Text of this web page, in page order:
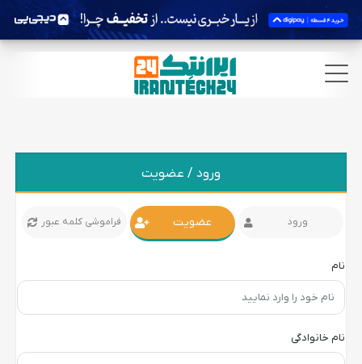
ورود / عضویت
ورود عضویت فراموشی کلمه عبور
نام
نام خانوادگی